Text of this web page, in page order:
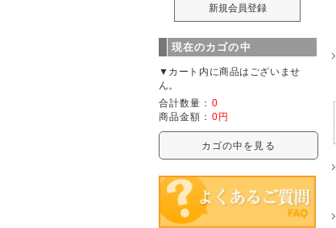
現在のカゴの中
▼カート内に商品はございませ
ん。
合計数量： 0
商品金額： 0円
カゴの中を見る